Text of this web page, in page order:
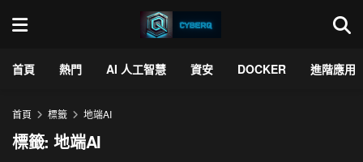
首頁 熱門 AI 人工智慧 資安 DOCKER 進階應用
首頁 標籤 地端AI
標籤:地端AI